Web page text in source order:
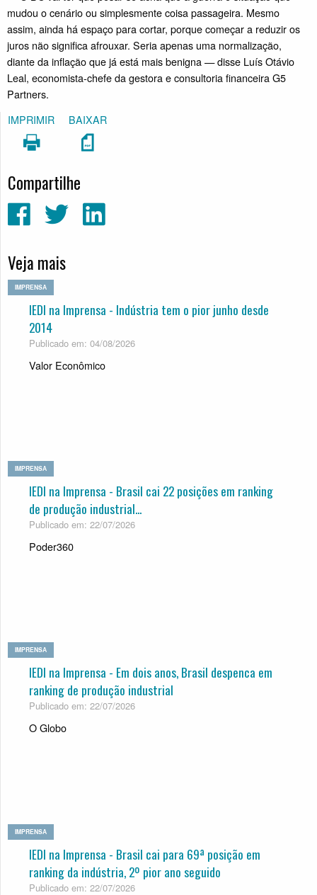
mudou o cenário ou simplesmente coisa passageira. Mesmo
assim, ainda há espaço para cortar, porque começar a reduzir os
juros não significa afrouxar. Seria apenas uma normalização,
diante da inflação que já está mais benigna — disse Luís Otávio
Leal, economista-chefe da gestora e consultoria financeira G5
Partners.
IMPRIMIR
BAIXAR
Compartilhe
Veja mais
IMPRENSA
IEDI na Imprensa - Indústria tem o pior junho desde
2014
Publicado em: 04/08/2026
Valor Econômico
IMPRENSA
IEDI na Imprensa - Brasil cai 22 posições em ranking
de produção industrial...
Publicado em: 22/07/2026
Poder360
IMPRENSA
IEDI na Imprensa - Em dois anos, Bra­sil des­penca em
ran­king de pro­du­ção indus­trial
Publicado em: 22/07/2026
O Globo
IMPRENSA
IEDI na Imprensa - Brasil cai para 69ª posição em
ranking da indústria, 2º pior ano seguido
Publicado em: 22/07/2026